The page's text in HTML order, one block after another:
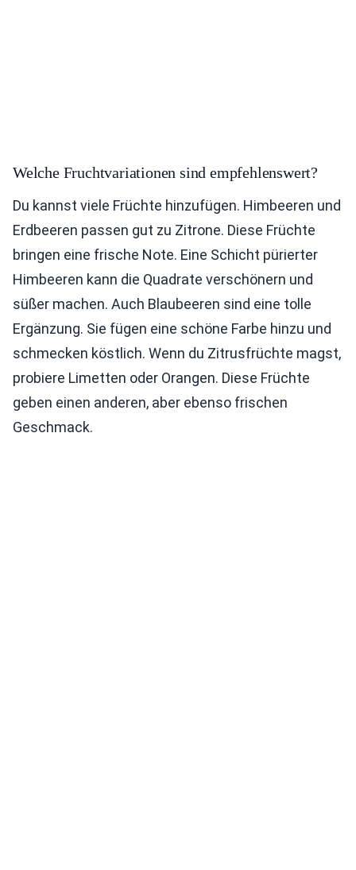
Welche Fruchtvariationen sind empfehlenswert?
Du kannst viele Früchte hinzufügen. Himbeeren und
Erdbeeren passen gut zu Zitrone. Diese Früchte
bringen eine frische Note. Eine Schicht pürierter
Himbeeren kann die Quadrate verschönern und
süßer machen. Auch Blaubeeren sind eine tolle
Ergänzung. Sie fügen eine schöne Farbe hinzu und
schmecken köstlich. Wenn du Zitrusfrüchte magst,
probiere Limetten oder Orangen. Diese Früchte
geben einen anderen, aber ebenso frischen
Geschmack.